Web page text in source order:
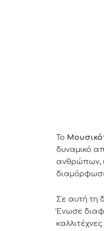
Το
δυναμικό
ανθρώπων,
Σε αυτή τη
Ένωσε